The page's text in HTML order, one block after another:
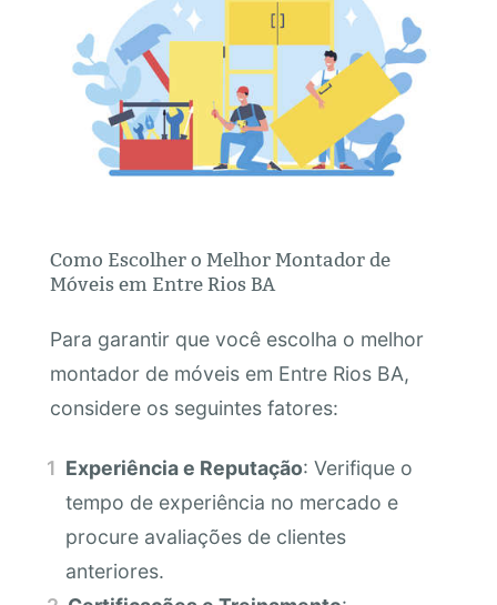
Como Escolher o Melhor Montador de
Móveis em Entre Rios BA
Para garantir que você escolha o melhor
montador de móveis em Entre Rios BA,
considere os seguintes fatores:
Experiência e Reputação: Verifique o
tempo de experiência no mercado e
procure avaliações de clientes
anteriores.